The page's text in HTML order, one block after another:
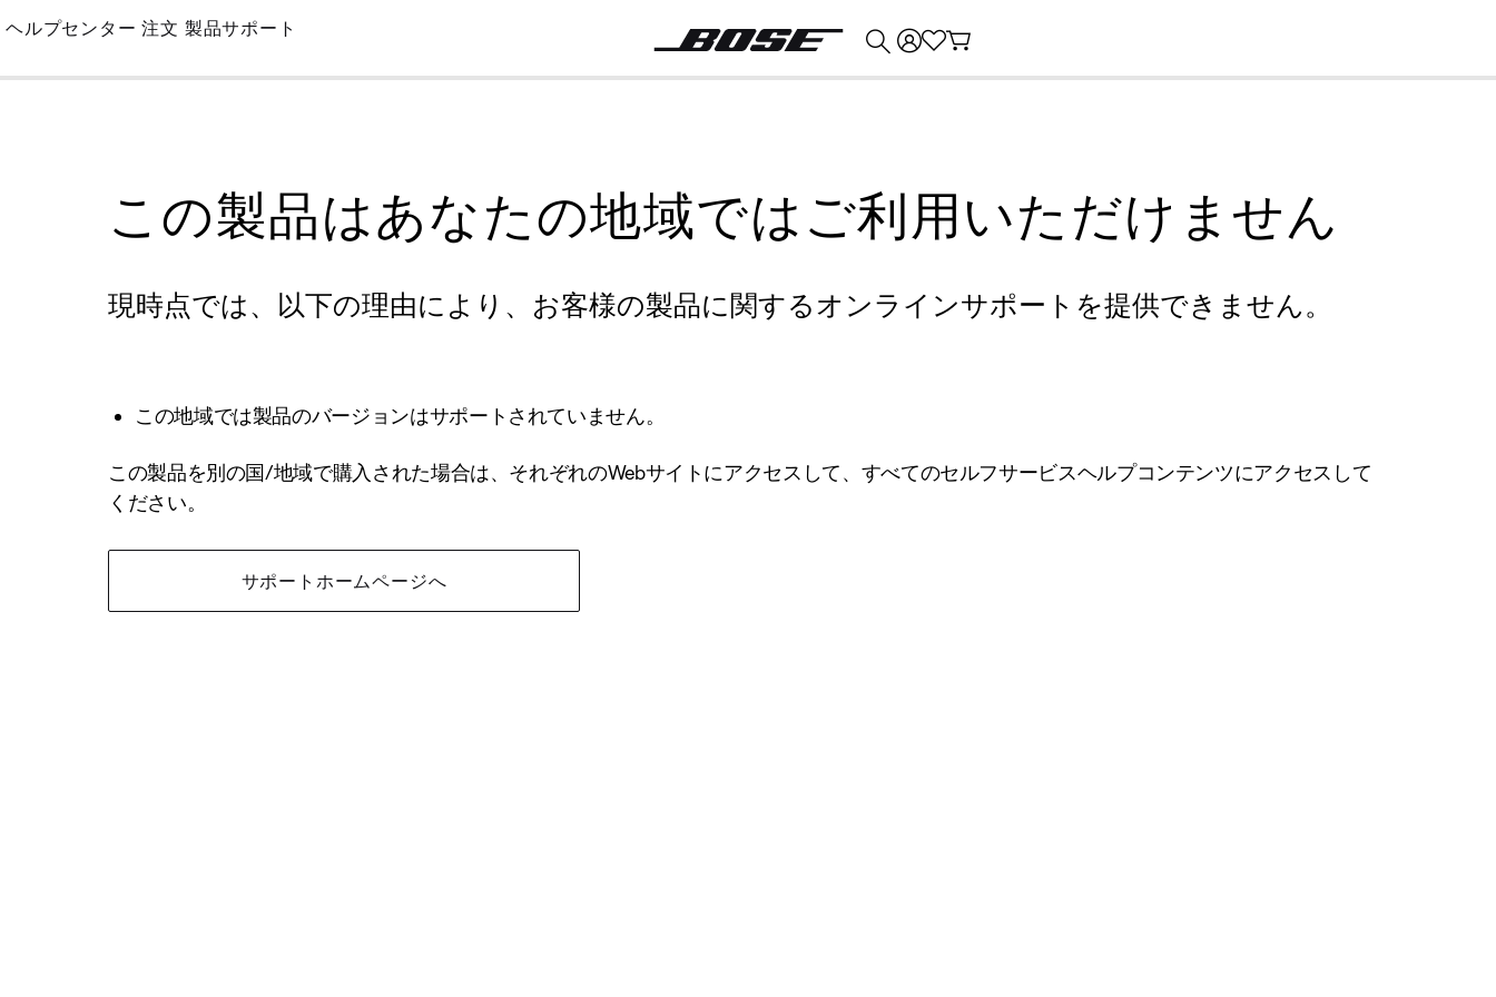
Skip
Main
ヘルプセンター 注文 製品サポート
この製品はあなたの地域ではご利用いただけません
現時点では、以下の理由により、お客様の製品に関するオンラインサポートを提供できません。
この地域では製品のバージョンはサポートされていません。
この製品を別の国/地域で購入された場合は、それぞれのWebサイトにアクセスして、すべてのセルフサービスヘルプコンテンツにアクセスして
ください。
サポートホームページへ